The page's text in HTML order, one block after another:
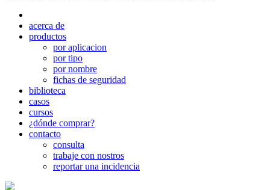
acerca de
productos
por aplicacion
por tipo
por nombre
fichas de seguridad
biblioteca
casos
cursos
¿dónde comprar?
contacto
consulta
trabaje con nostros
reportar una incidencia